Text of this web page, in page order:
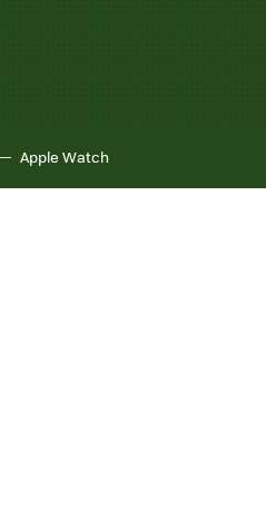
Apple Watch